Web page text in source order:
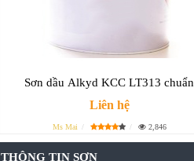
Sơn dầu Alkyd KCC LT313 chuẩn
Liên hệ
Ms Mai 2,846
THÔNG TIN SƠN